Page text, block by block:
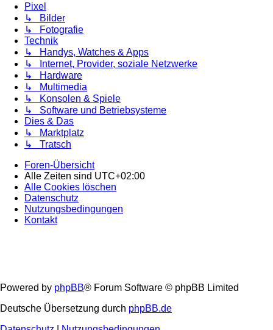
Pixel
↳ Bilder
↳ Fotografie
Technik
↳ Handys, Watches & Apps
↳ Internet, Provider, soziale Netzwerke
↳ Hardware
↳ Multimedia
↳ Konsolen & Spiele
↳ Software und Betriebsysteme
Dies & Das
↳ Marktplatz
↳ Tratsch
Foren-Übersicht
Alle Zeiten sind UTC+02:00
Alle Cookies löschen
Datenschutz
Nutzungsbedingungen
Kontakt
Powered by phpBB® Forum Software © phpBB Limited
Deutsche Übersetzung durch phpBB.de